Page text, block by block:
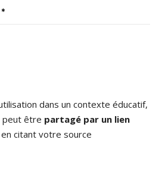
dans un contexte éducatif,
peut être partagé par un lien
citant votre source